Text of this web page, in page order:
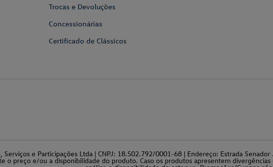
Trocas e Devoluções
Concessionárias
Certificado de Clássicos
Serviços e Participações Ltda | CNPJ: 18.502.792/0001-68 | Endereço: Estrada
o preço e/ou a disponibilidade do produto. Caso os produtos apresentem